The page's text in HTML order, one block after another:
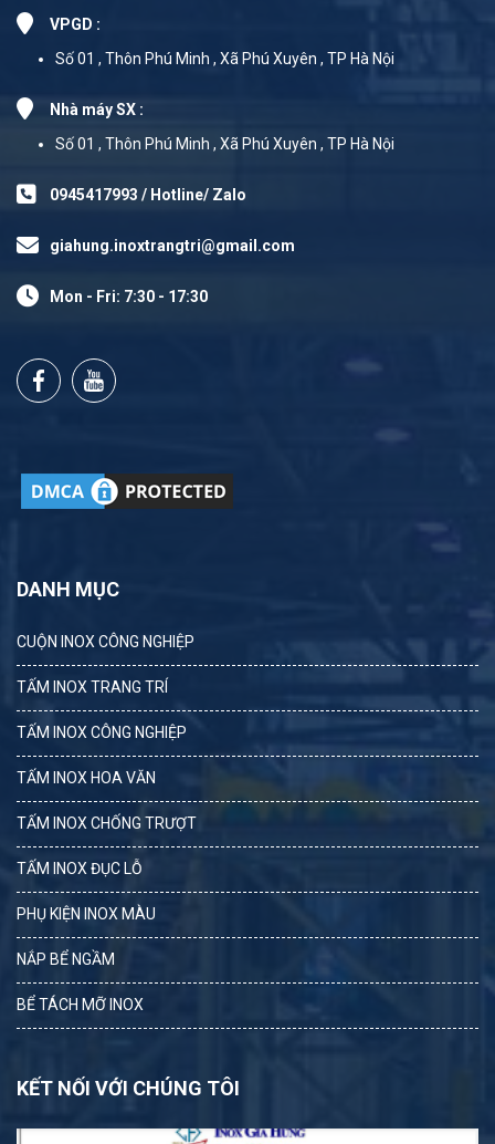
VPGD :
Số 01 , Thôn Phú Minh , Xã Phú Xuyên , TP Hà Nội
Nhà máy SX :
Số 01 , Thôn Phú Minh , Xã Phú Xuyên , TP Hà Nội
0945417993 / Hotline/ Zalo
giahung.inoxtrangtri@gmail.com
Mon - Fri: 7:30 - 17:30
DANH MỤC
CUỘN INOX CÔNG NGHIỆP
TẤM INOX TRANG TRÍ
TẤM INOX CÔNG NGHIỆP
TẤM INOX HOA VĂN
TẤM INOX CHỐNG TRƯỢT
TẤM INOX ĐỤC LỖ
PHỤ KIỆN INOX MÀU
NẮP BỂ NGẦM
BỂ TÁCH MỠ INOX
KẾT NỐI VỚI CHÚNG TÔI